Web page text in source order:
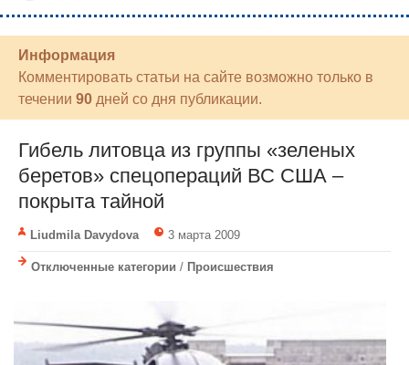
Информация
Комментировать статьи на сайте возможно только в
течении 90 дней со дня публикации.
Гибель литовца из группы «зеленых
беретов» спецопераций ВС США –
покрыта тайной
Liudmila Davydova 3 марта 2009
Отключенные категории / Происшествия